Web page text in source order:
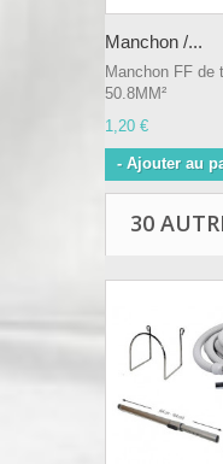
Manchon /...
Manchon FF de
50.8MM²
1,20 €
- Ajouter au
30